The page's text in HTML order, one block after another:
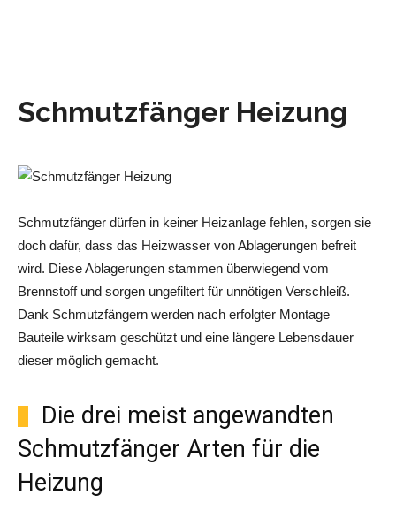
Schmutzfänger Heizung
Schmutzfänger dürfen in keiner Heizanlage fehlen, sorgen sie
doch dafür, dass das Heizwasser von Ablagerungen befreit
wird. Diese Ablagerungen stammen überwiegend vom
Brennstoff und sorgen ungefiltert für unnötigen Verschleiß.
Dank Schmutzfängern werden nach erfolgter Montage
Bauteile wirksam geschützt und eine längere Lebensdauer
dieser möglich gemacht.
Die drei meist angewandten
Schmutzfänger Arten für die
Heizung